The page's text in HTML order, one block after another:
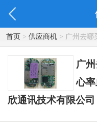
首页> 供应商机> 广州去哪
定做 深圳市巨欣通讯技术有
广
心
欣通讯技术有限公司